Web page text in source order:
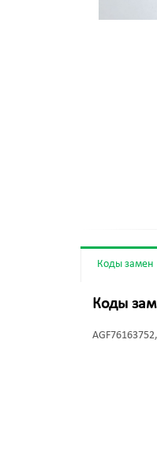
Коды замен
Коды